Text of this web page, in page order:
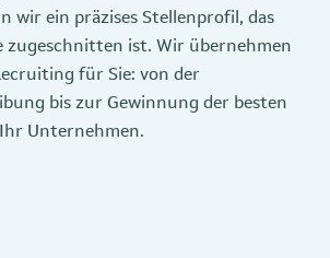
wir ein präzises Stellenprofil, das
zugeschnitten ist. Wir übernehmen
für Sie: von der
bis zur Gewinnung der besten
Unternehmen.